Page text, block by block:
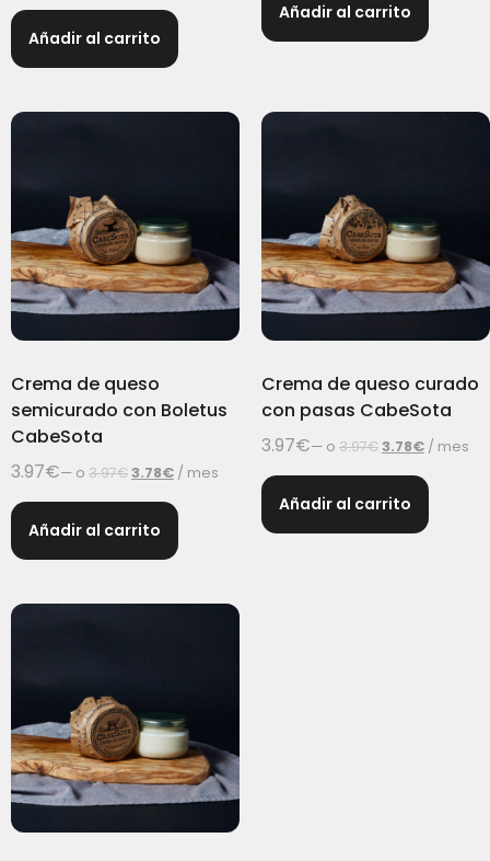
Añadir al carrito
Añadir al carrito
Crema de queso
semicurado con Boletus
CabeSota
3.97€— o 3.97€3.78€ / mes
Añadir al carrito
Crema de queso curado
con pasas CabeSota
3.97€— o 3.97€3.78€ / mes
Añadir al carrito